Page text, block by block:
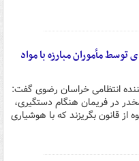
توسط مأموران مبارزه با مواد
انتظامی خراسان رضوی گفت:
در فریمان هنگام دستگیری،
ریال رشوه از قانون بگریزند که با هوشیاری